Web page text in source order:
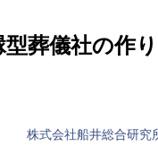
葬儀社の作り
株式会社船井総合研究